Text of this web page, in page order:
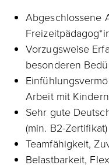
Abgeschlossene
Vorzugsweise
besonderen
Arbeit mit Kindern
Sehr gute
(min. B2-Zertifikat)
Teamfähigkeit,
Belastbarkeit,